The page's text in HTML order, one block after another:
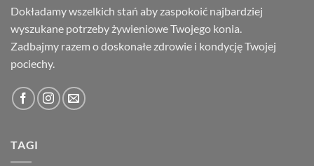
Dokładamy wszelkich stań aby zaspokoić najbardziej
wyszukane potrzeby żywieniowe Twojego konia.
Zadbajmy razem o doskonałe zdrowie i kondycję Twojej
pociechy.
TAGI